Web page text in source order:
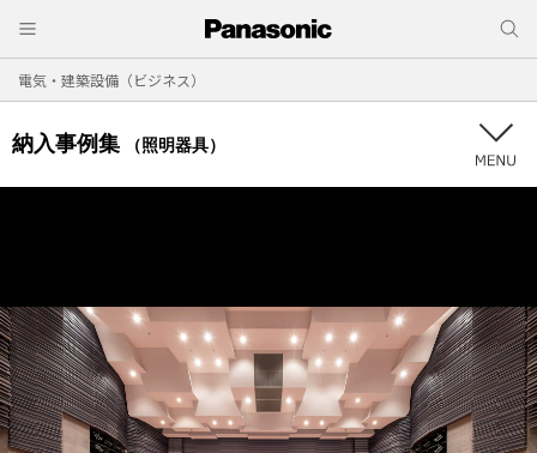
電気・建築設備（ビジネス）
納入事例集 （照明器具）